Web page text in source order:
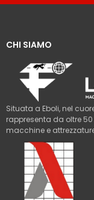
CHI SIAMO
Situata a Eboli, nel
rappresenta da oltre
macchine e